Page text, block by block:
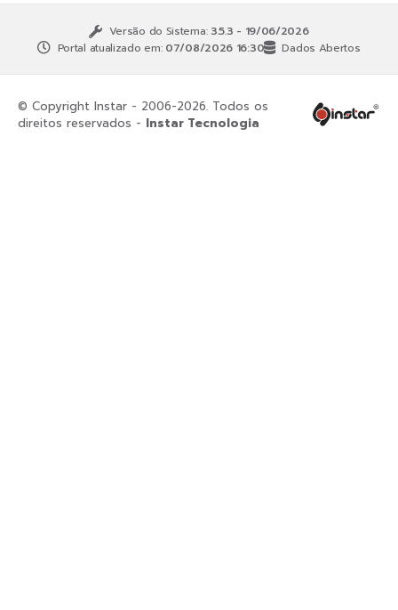
Versão do Sistema: 3.5.3 - 19/06/2026
Portal atualizado em: 07/08/2026 16:30 Dados Abertos
© Copyright Instar - 2006-2026. Todos os
direitos reservados - Instar Tecnologia